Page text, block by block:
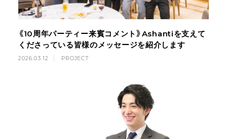
《10周年パーティー来賓コメント》Ashantiを支えて
くださっている皆様のメッセージを紹介します
2026.03.12 PROJECT